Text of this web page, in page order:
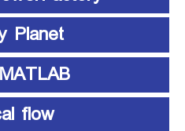
Planet
MATLAB متلب
flow